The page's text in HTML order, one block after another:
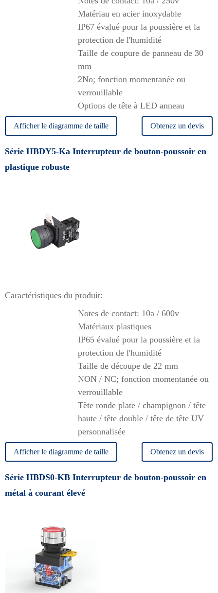
Matériau en acier inoxydable
IP67 évalué pour la poussière et la
protection de l'humidité
Taille de coupure de panneau de 30
mm
2No; fonction momentanée ou
verrouillable
Options de tête à LED anneau
Afficher le diagramme de taille Obtenez un devis
Série HBDY5-Ka Interrupteur de bouton-poussoir en
plastique robuste
Caractéristiques du produit:
Notes de contact: 10a / 600v
Matériaux plastiques
IP65 évalué pour la poussière et la
protection de l'humidité
Taille de découpe de 22 mm
NON / NC; fonction momentanée ou
verrouillable
Tête ronde plate / champignon / tête
haute / tête double / tête de tête UV
personnalisée
Afficher le diagramme de taille Obtenez un devis
Série HBDS0-KB Interrupteur de bouton-poussoir en
métal à courant élevé